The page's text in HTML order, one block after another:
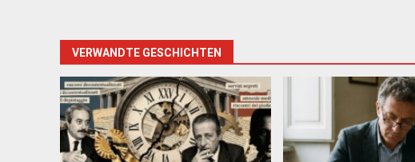
VERWANDTE GESCHICHTEN